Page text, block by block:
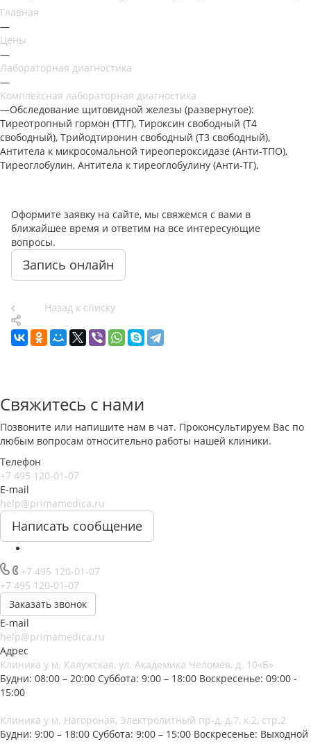
Главная
—
Цены
—
Лабораторная диагностика
—
Комплексная лабораторная диагностика
—Обследование щитовидной железы (развернутое):
Тиреотропный гормон (ТТГ), Тироксин свободный (Т4
свободный), Трийодтиронин свободный (Т3 свободный),
Антитела к микросомальной тиреопероксидазе (Анти-ТПО),
Тиреоглобулин, Антитела к тиреоглобулину (Анти-ТГ),
Оформите заявку на сайте, мы свяжемся с вами в
ближайшее время и ответим на все интересующие
вопросы.
Запись онлайн
Назад к списку
Свяжитесь с нами
Позвоните или напишите нам в чат. Проконсультируем Вас по
любым вопросам относительно работы нашей клиники.
Телефон
+7 495 120-01-07
E-mail
help@primamedica.ru
Написать сообщение
+7 495 120-01-07
+7 495 120-01-07
Заказать звонок
E-mail
help@primamedica.ru
Адрес
Клиника у м. Калужская, ул. Академика Челомея, д. 10«Б»
Будни: 08:00 – 20:00 Суббота: 9:00 – 18:00 Воскресенье: 09:00 -
15:00
Клиника у м. Нагороная, Электролитный пр-д, д.7, к.2, стр.2
Будни: 9:00 – 18:00 Суббота: 9:00 – 15:00 Воскресенье: Выходной